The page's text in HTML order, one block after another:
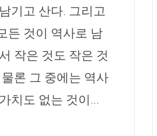
기고 산다. 그리고
든 것이 역사로 남
작은 것도 작은 것
론 그 중에는 역사
치도 없는 것이...